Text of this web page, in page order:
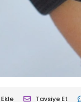
Tavsiye Et